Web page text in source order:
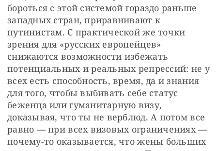
бороться с этой системой гораздо раньше
западных стран, приравнивают к
путинистам. С практической же точки
зрения для «русских европейцев»
снижаются возможности избежать
потенциальных и реальных репрессий: не у
всех есть способность, время, да и знания
для того, чтобы выбивать себе статус
беженца или гуманитарную визу,
доказывая, что ты не верблюд. А потом все
равно — при всех визовых ограничениях —
почему-то оказывается, что жены больших